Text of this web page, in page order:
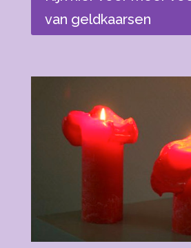
van geldkaarsen